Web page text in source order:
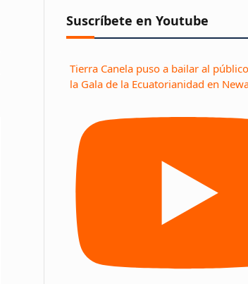
Suscríbete en Youtube
Tierra Canela puso a bailar al
la Gala de la Ecuatorianidad en